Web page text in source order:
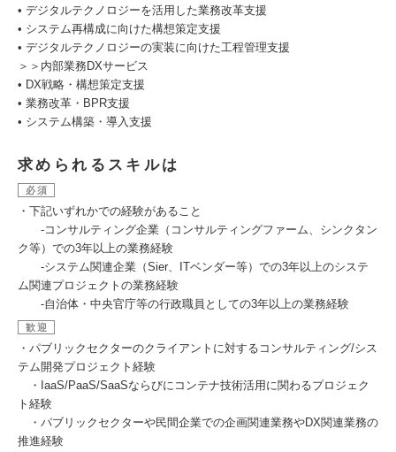
• デジタルテクノロジーを活用した業務改革支援
• システム再構成に向けた構想策定支援
• デジタルテクノロジーの実装に向けた工程管理支援
＞＞内部業務DXサービス
• DX戦略・構想策定支援
• 業務改革・BPR支援
• システム構築・導入支援
求められるスキルは
必須
・下記いずれかでの経験があること
-コンサルティング企業（コンサルティングファーム、シンクタン
ク等）での3年以上の業務経験
-システム関連企業（Sier、ITベンダー等）での3年以上のシステ
ム関連プロジェクトの業務経験
-自治体・中央官庁等の行政職員としての3年以上の業務経験
歓迎
・パブリックセクターのクライアントに対するコンサルティング/シス
テム開発プロジェクト経験
・IaaS/PaaS/SaaSならびにコンテナ技術活用に関わるプロジェク
ト経験
・パブリックセクターや民間企業での企画関連業務やDX関連業務の
推進経験